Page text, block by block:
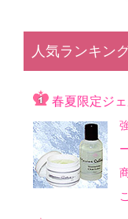
人気ランキン
春夏限定ジ